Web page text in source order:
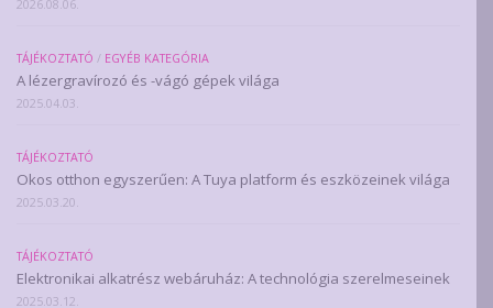
2026.08.06.
TÁJÉKOZTATÓ / EGYÉB KATEGÓRIA
A lézergravírozó és -vágó gépek világa
2025.04.03.
TÁJÉKOZTATÓ
Okos otthon egyszerűen: A Tuya platform és eszközeinek világa
2025.03.20.
TÁJÉKOZTATÓ
Elektronikai alkatrész webáruház: A technológia szerelmeseinek
2025.03.12.